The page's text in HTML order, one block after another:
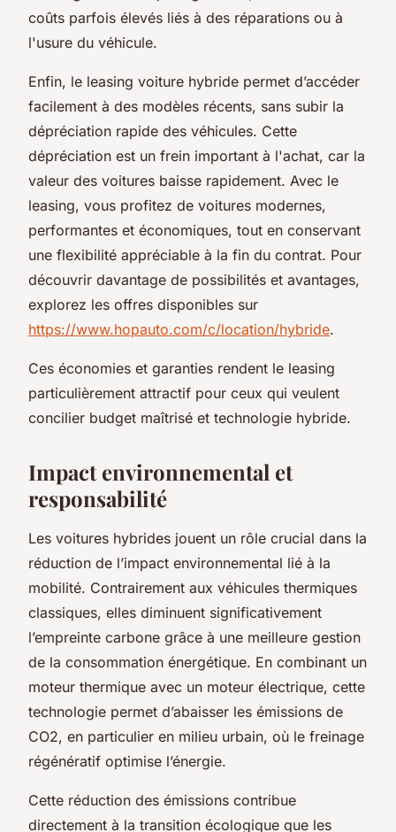
coûts parfois élevés liés à des réparations ou à
l'usure du véhicule.
Enfin, le leasing voiture hybride permet d’accéder
facilement à des modèles récents, sans subir la
dépréciation rapide des véhicules. Cette
dépréciation est un frein important à l'achat, car la
valeur des voitures baisse rapidement. Avec le
leasing, vous profitez de voitures modernes,
performantes et économiques, tout en conservant
une flexibilité appréciable à la fin du contrat. Pour
découvrir davantage de possibilités et avantages,
explorez les offres disponibles sur
https://www.hopauto.com/c/location/hybride.
Ces économies et garanties rendent le leasing
particulièrement attractif pour ceux qui veulent
concilier budget maîtrisé et technologie hybride.
Impact environnemental et
responsabilité
Les voitures hybrides jouent un rôle crucial dans la
réduction de l’impact environnemental lié à la
mobilité. Contrairement aux véhicules thermiques
classiques, elles diminuent significativement
l’empreinte carbone grâce à une meilleure gestion
de la consommation énergétique. En combinant un
moteur thermique avec un moteur électrique, cette
technologie permet d’abaisser les émissions de
CO2, en particulier en milieu urbain, où le freinage
régénératif optimise l’énergie.
Cette réduction des émissions contribue
directement à la transition écologique que les